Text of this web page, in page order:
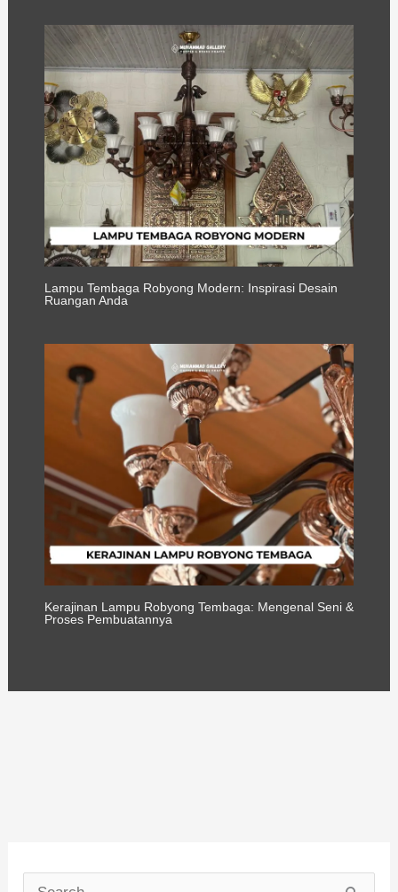
Lampu Tembaga Robyong Modern: Inspirasi Desain
Ruangan Anda
Kerajinan Lampu Robyong Tembaga: Mengenal Seni &
Proses Pembuatannya